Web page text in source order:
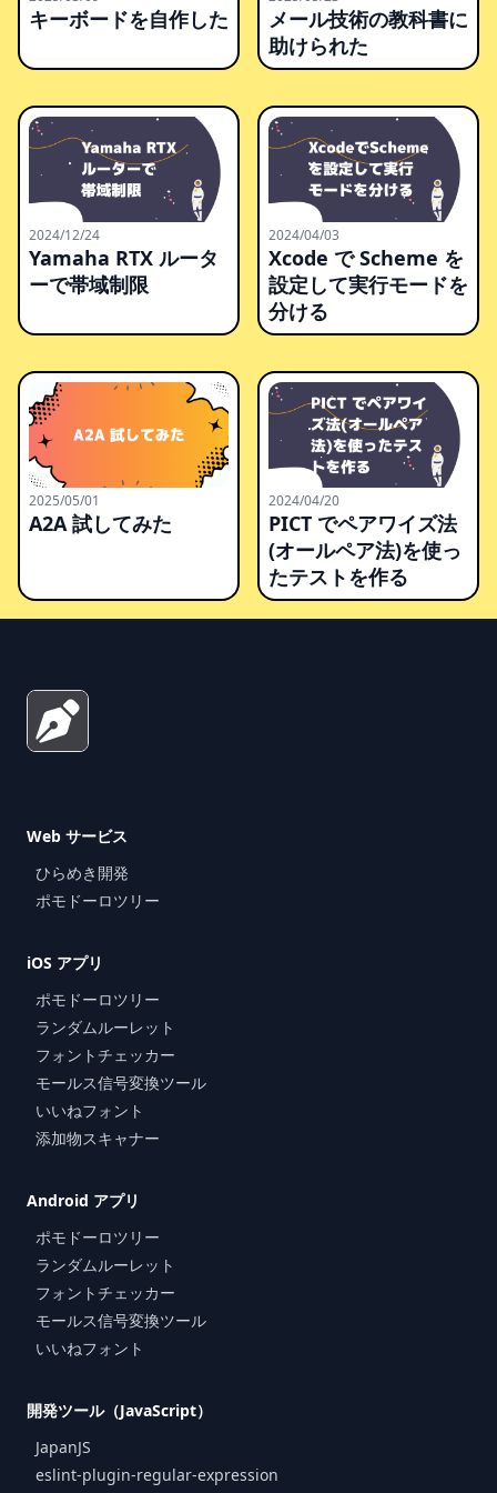
キーボードを自作した
メール技術の教科書に
助けられた
2024/12/24
Yamaha RTX ルータ
ーで帯域制限
2024/04/03
Xcode で Scheme を
設定して実行モードを
分ける
2025/05/01
A2A 試してみた
2024/04/20
PICT でペアワイズ法
(オールペア法)を使っ
たテストを作る
Web サービス
ひらめき開発
ポモドーロツリー
iOS アプリ
ポモドーロツリー
ランダムルーレット
フォントチェッカー
モールス信号変換ツール
いいねフォント
添加物スキャナー
Android アプリ
ポモドーロツリー
ランダムルーレット
フォントチェッカー
モールス信号変換ツール
いいねフォント
開発ツール（JavaScript）
JapanJS
eslint-plugin-regular-expression